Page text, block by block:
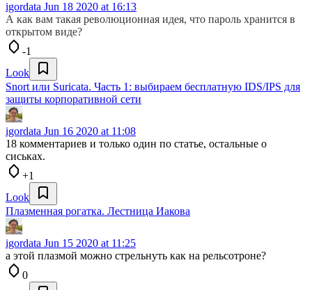
igordata Jun 18 2020 at 16:13
А как вам такая революционная идея, что пароль хранится в
открытом виде?
-1
Look
Snort или Suricata. Часть 1: выбираем бесплатную IDS/IPS для
защиты корпоративной сети
igordata Jun 16 2020 at 11:08
18 комментариев и только один по статье, остальные о
сиськах.
+1
Look
Плазменная рогатка. Лестница Иакова
igordata Jun 15 2020 at 11:25
а этой плазмой можно стрельнуть как на рельсотроне?
0